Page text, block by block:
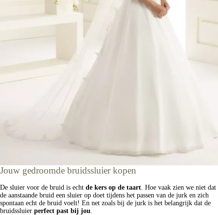
Jouw gedroomde bruidssluier kopen
De sluier voor de bruid is echt de kers op de taart . Hoe vaak zien we niet dat
de aanstaande bruid een sluier op doet tijdens het passen van de jurk en zich
spontaan echt de bruid voelt! En net zoals bij de jurk is het belangrijk dat de
bruidssluier perfect past bij jou